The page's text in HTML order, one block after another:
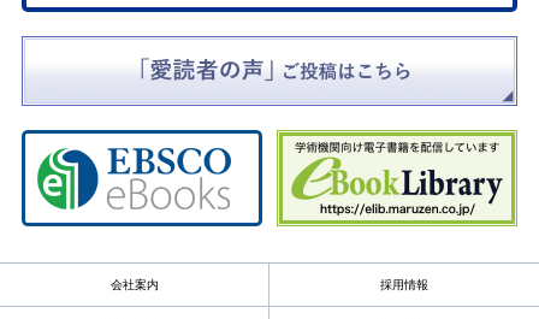
会社案内 採用情報